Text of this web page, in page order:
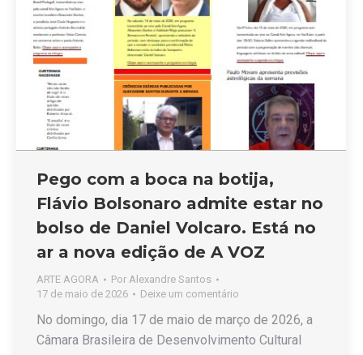
Pego com a boca na botija,
Flávio Bolsonaro admite estar no
bolso de Daniel Volcaro. Está no
ar a nova edição de A VOZ
ARTE AGORA Por Alexandre Santos
17 de maio de 2026
Deixe um comentário
No domingo, dia 17 de maio de março de 2026, a
Câmara Brasileira de Desenvolvimento Cultural